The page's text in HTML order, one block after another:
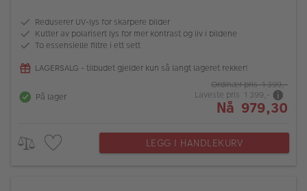
Reduserer UV-lys for skarpere bilder
Kutter av polarisert lys for mer kontrast og liv i bildene
To essensielle filtre i ett sett
LAGERSALG - tilbudet gjelder kun så langt lageret rekker!
På lager
Ordinær pris 1 399,-
Laveste pris 1 399,-
Nå 979,30
LEGG I HANDLEKURV